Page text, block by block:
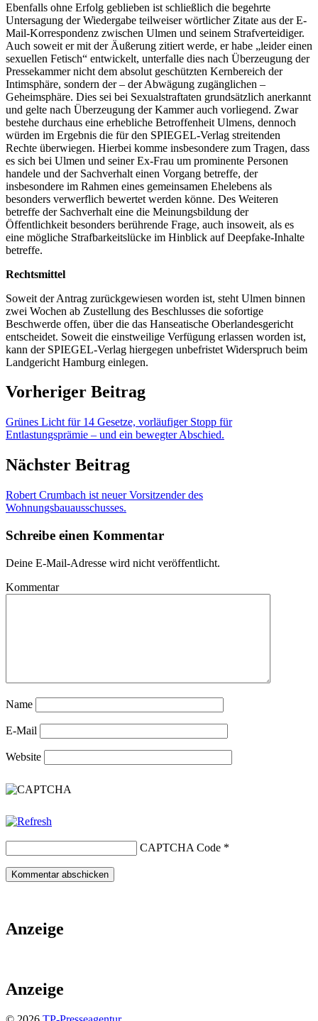
Ebenfalls ohne Erfolg geblieben ist schließlich die begehrte
Untersagung der Wiedergabe teilweiser wörtlicher Zitate aus der E-
Mail-Korrespondenz zwischen Ulmen und seinem Strafverteidiger.
Auch soweit er mit der Äußerung zitiert werde, er habe „leider einen
sexuellen Fetisch“ entwickelt, unterfalle dies nach Überzeugung der
Pressekammer nicht dem absolut geschützten Kernbereich der
Intimsphäre, sondern der – der Abwägung zugänglichen –
Geheimsphäre. Dies sei bei Sexualstraftaten grundsätzlich anerkannt
und gelte nach Überzeugung der Kammer auch vorliegend. Zwar
bestehe durchaus eine erhebliche Betroffenheit Ulmens, dennoch
würden im Ergebnis die für den SPIEGEL-Verlag streitenden
Rechte überwiegen. Hierbei komme insbesondere zum Tragen, dass
es sich bei Ulmen und seiner Ex-Frau um prominente Personen
handele und der Sachverhalt einen Vorgang betreffe, der
insbesondere im Rahmen eines gemeinsamen Ehelebens als
besonders verwerflich bewertet werden könne. Des Weiteren
betreffe der Sachverhalt eine die Meinungsbildung der
Öffentlichkeit besonders berührende Frage, auch insoweit, als es
eine mögliche Strafbarkeitslücke im Hinblick auf Deepfake-Inhalte
betreffe.
Rechtsmittel
Soweit der Antrag zurückgewiesen worden ist, steht Ulmen binnen
zwei Wochen ab Zustellung des Beschlusses die sofortige
Beschwerde offen, über die das Hanseatische Oberlandesgericht
entscheidet. Soweit die einstweilige Verfügung erlassen worden ist,
kann der SPIEGEL-Verlag hiergegen unbefristet Widerspruch beim
Landgericht Hamburg einlegen.
Vorheriger Beitrag
Grünes Licht für 14 Gesetze, vorläufiger Stopp für
Entlastungsprämie – und ein bewegter Abschied.
Nächster Beitrag
Robert Crumbach ist neuer Vorsitzender des
Wohnungsbauausschusses.
Schreibe einen Kommentar
Deine E-Mail-Adresse wird nicht veröffentlicht.
Kommentar
Name
E-Mail
Website
CAPTCHA Code *
Anzeige
Anzeige